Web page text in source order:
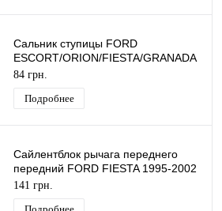
Сальник ступицы FORD
ESCORT/ORION/FIESTA/GRANADA
1972-2001 (40X55X6.5) FEBI
BILSTEIN
84 грн.
Подробнее
Сайлентблок рычага переднего
передний FORD FIESTA 1995-2002
ECEM
141 грн.